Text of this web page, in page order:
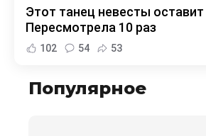
Этот танец невесты
Пересмотрела 10 раз
102 54 53
Популярное